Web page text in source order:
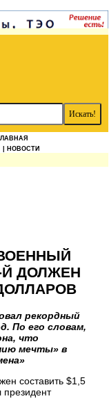
| НОВОСТИ
ДОЛЖЕН
рекордный
По его словам,
что
мечты» в
составить $1,5
президент